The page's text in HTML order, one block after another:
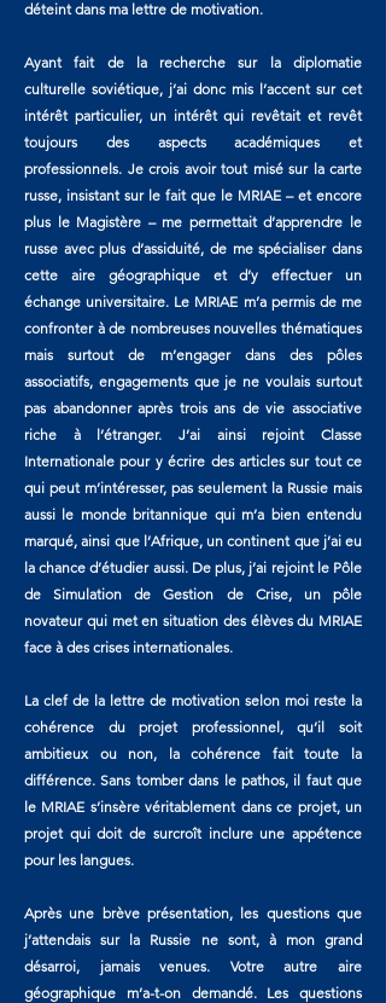
déteint dans ma lettre de motivation.
Ayant fait de la recherche sur la diplomatie
culturelle soviétique, j’ai donc mis l’accent sur cet
intérêt particulier, un intérêt qui revêtait et revêt
toujours des aspects académiques et
professionnels. Je crois avoir tout misé sur la carte
russe, insistant sur le fait que le MRIAE – et encore
plus le Magistère – me permettait d’apprendre le
russe avec plus d’assiduité, de me spécialiser dans
cette aire géographique et d’y effectuer un
échange universitaire. Le MRIAE m’a permis de me
confronter à de nombreuses nouvelles thématiques
mais surtout de m’engager dans des pôles
associatifs, engagements que je ne voulais surtout
pas abandonner après trois ans de vie associative
riche à l’étranger. J’ai ainsi rejoint Classe
Internationale pour y écrire des articles sur tout ce
qui peut m’intéresser, pas seulement la Russie mais
aussi le monde britannique qui m’a bien entendu
marqué, ainsi que l’Afrique, un continent que j’ai eu
la chance d’étudier aussi. De plus, j’ai rejoint le Pôle
de Simulation de Gestion de Crise, un pôle
novateur qui met en situation des élèves du MRIAE
face à des crises internationales.
La clef de la lettre de motivation selon moi reste la
cohérence du projet professionnel, qu’il soit
ambitieux ou non, la cohérence fait toute la
différence. Sans tomber dans le pathos, il faut que
le MRIAE s’insère véritablement dans ce projet, un
projet qui doit de surcroît inclure une appétence
pour les langues.
Après une brève présentation, les questions que
j’attendais sur la Russie ne sont, à mon grand
désarroi, jamais venues. Votre autre aire
géographique m’a-t-on demandé. Les questions